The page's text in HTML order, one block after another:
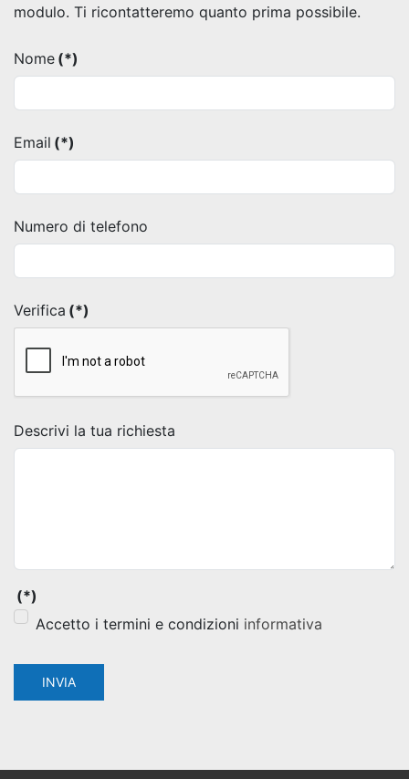
modulo. Ti ricontatteremo quanto prima possibile.
Nome (*)
Email (*)
Numero di telefono
Verifica (*)
Descrivi la tua richiesta
(*)
Accetto i termini e condizioni informativa
INVIA